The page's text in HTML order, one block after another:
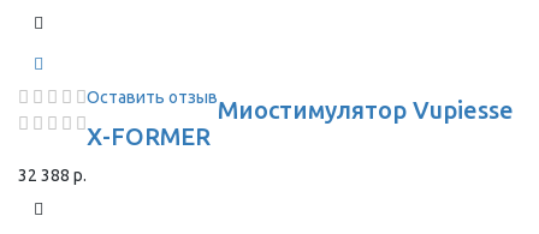
Оставить отзывМиостимулятор Vupiesse
X-FORMER
32 388 р.